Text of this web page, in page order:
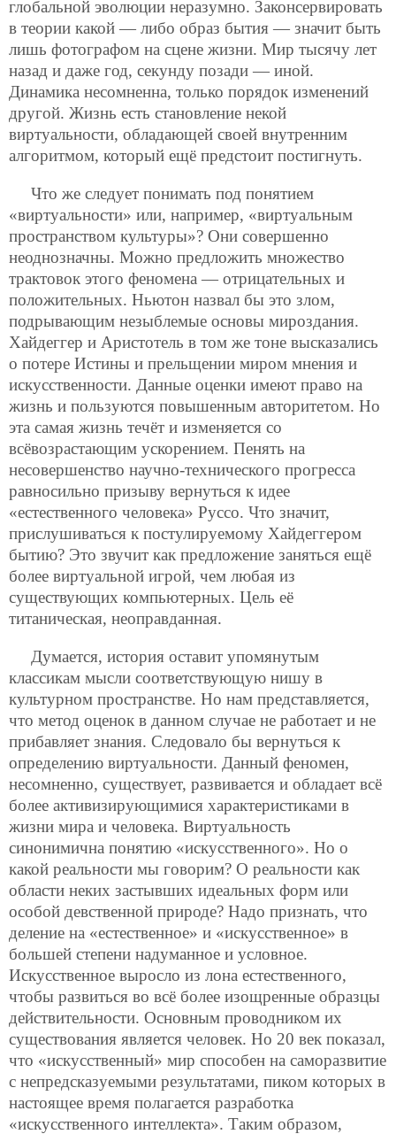
глобальной эволюции неразумно. Законсервировать
в теории какой — либо образ бытия — значит быть
лишь фотографом на сцене жизни. Мир тысячу лет
назад и даже год, секунду позади — иной.
Динамика несомненна, только порядок изменений
другой. Жизнь есть становление некой
виртуальности, обладающей своей внутренним
алгоритмом, который ещё предстоит постигнуть.
Что же следует понимать под понятием
«виртуальности» или, например, «виртуальным
пространством культуры»? Они совершенно
неоднозначны. Можно предложить множество
трактовок этого феномена — отрицательных и
положительных. Ньютон назвал бы это злом,
подрывающим незыблемые основы мироздания.
Хайдеггер и Аристотель в том же тоне высказались
о потере Истины и прельщении миром мнения и
искусственности. Данные оценки имеют право на
жизнь и пользуются повышенным авторитетом. Но
эта самая жизнь течёт и изменяется со
всёвозрастающим ускорением. Пенять на
несовершенство научно-технического прогресса
равносильно призыву вернуться к идее
«естественного человека» Руссо. Что значит,
прислушиваться к постулируемому Хайдеггером
бытию? Это звучит как предложение заняться ещё
более виртуальной игрой, чем любая из
существующих компьютерных. Цель её
титаническая, неоправданная.
Думается, история оставит упомянутым
классикам мысли соответствующую нишу в
культурном пространстве. Но нам представляется,
что метод оценок в данном случае не работает и не
прибавляет знания. Следовало бы вернуться к
определению виртуальности. Данный феномен,
несомненно, существует, развивается и обладает всё
более активизирующимися характеристиками в
жизни мира и человека. Виртуальность
синонимична понятию «искусственного». Но о
какой реальности мы говорим? О реальности как
области неких застывших идеальных форм или
особой девственной природе? Надо признать, что
деление на «естественное» и «искусственное» в
большей степени надуманное и условное.
Искусственное выросло из лона естественного,
чтобы развиться во всё более изощренные образцы
действительности. Основным проводником их
существования является человек. Но 20 век показал,
что «искусственный» мир способен на саморазвитие
с непредсказуемыми результатами, пиком которых в
настоящее время полагается разработка
«искусственного интеллекта». Таким образом,